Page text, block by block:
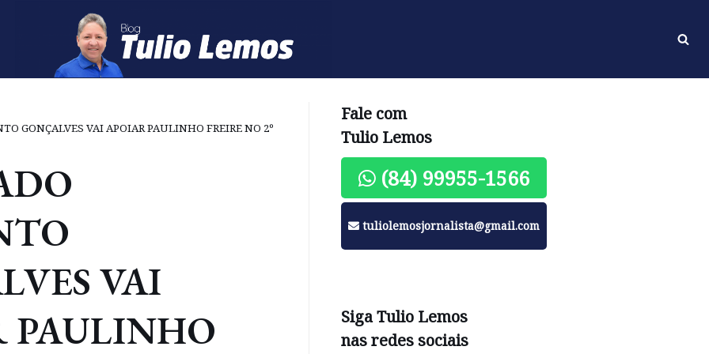
GONÇALVES VAI APOIAR PAULINHO FREIRE NO 2º
VAI
PAULINHO
Fale com
Tulio Lemos
(84) 99955-1566
tuliolemosjornalista@gmail.com
Siga Tulio Lemos
nas redes sociais